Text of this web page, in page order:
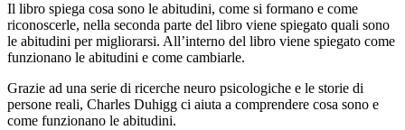
Il libro spiega cosa sono le abitudini, come si formano e come
riconoscerle, nella seconda parte del libro viene spiegato quali sono
le abitudini per migliorarsi. All’interno del libro viene spiegato come
funzionano le abitudini e come cambiarle.
Grazie ad una serie di ricerche neuro psicologiche e le storie di
persone reali, Charles Duhigg ci aiuta a comprendere cosa sono e
come funzionano le abitudini.